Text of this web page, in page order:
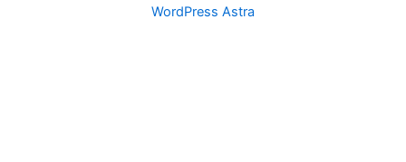
WordPress Astra